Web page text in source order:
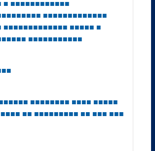
■ ■■■■■■■■■■■■
■■■■■■■■ ■■■■■■■■■■■■■
■■■■■■■■■■■■■ ■■■■■ ■
■■■■■ ■■■■■■■■■■■
■■
■■■■■ ■■■■■■■■ ■■■■ ■■■■■
■■■■ ■■ ■■■■■■■■■ ■■ ■■■ ■■■